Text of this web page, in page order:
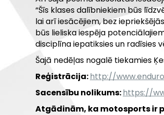
“Šīs klases dalībniekiem būs
lai arī iesācējiem, bez
būs lieliska iespēja
disciplīna iepatiksies un radīsies
Šajā nedēļas nogalē tiekamies
Reģistrācija:http://
Sacensību nolikums:https://
Atgādinām, ka motosports ir